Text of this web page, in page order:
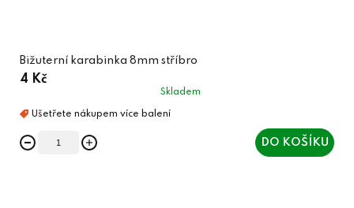
Bižuterní karabinka 8mm stříbro
4 Kč
Skladem
DO KOŠÍKU